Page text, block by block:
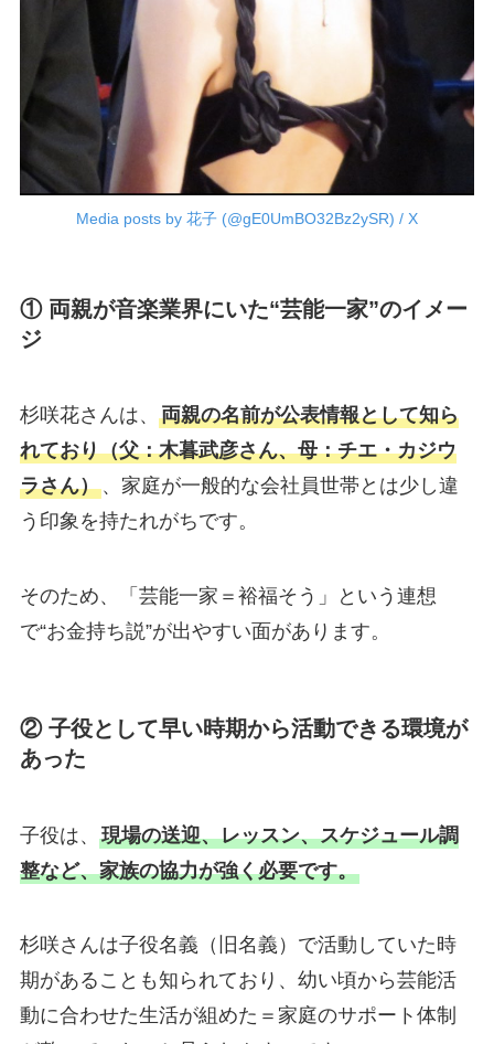
Media posts by 花子 (@gE0UmBO32Bz2ySR) / X
① 両親が音楽業界にいた“芸能一家”のイメー
ジ
杉咲花さんは、 両親の名前が公表情報として知ら
れており（父：木暮武彦さん、母：チエ・カジウ
ラさん）、家庭が一般的な会社員世帯とは少し違
う印象を持たれがちです。
そのため、「芸能一家＝裕福そう」という連想
で“お金持ち説”が出やすい面があります。
② 子役として早い時期から活動できる環境が
あった
子役は、 現場の送迎、レッスン、スケジュール調
整など、家族の協力が強く必要です。
杉咲さんは子役名義（旧名義）で活動していた時
期があることも知られており、幼い頃から芸能活
動に合わせた生活が組めた＝家庭のサポート体制